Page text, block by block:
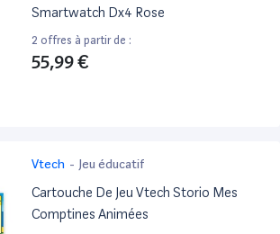
Smartwatch Dx4 Rose
2 offres à partir de :
55,99 €
Vtech - Jeu éducatif
Cartouche De Jeu Vtech Storio Mes
Comptines Animées